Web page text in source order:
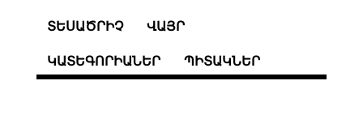
ՏԵՍԱԾՐԻՉ ՎԱՅՐ
ԿԱՏԵԳՈՐԻԱՆԵՐ ՊԻՏԱԿՆԵՐ